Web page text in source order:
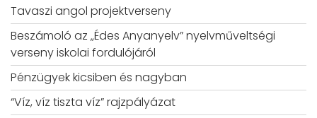
Tavaszi angol projektverseny
Beszámoló az „Édes Anyanyelv” nyelvműveltségi
verseny iskolai fordulójáról
Pénzügyek kicsiben és nagyban
“Víz, víz tiszta víz” rajzpályázat